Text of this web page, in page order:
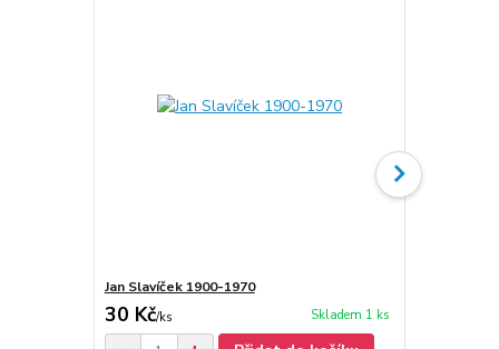
Jan Slavíček 1900-1970
30 Kč/ks Skladem 1 ks